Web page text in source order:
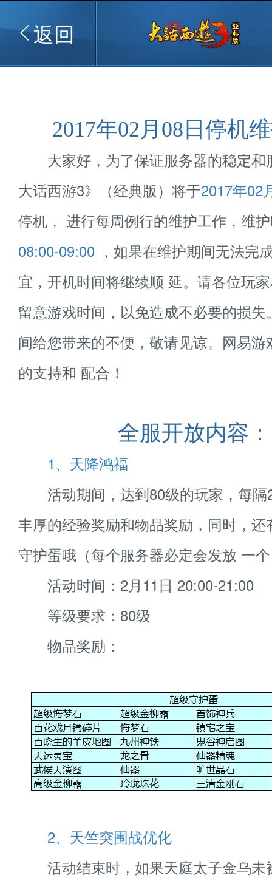
返回
2017年02月08日停机
大家好，为了保证服务器的稳定和
大话西游3》（经典版）将于2017年02
停机， 进行每周例行的维护工作，维
08:00-09:00 ，如果在维护期间无法完
宜，开机时间将继续顺 延。请各位玩
留意游戏时间，以免造成不必要的损
间给您带来的不便，敬请见谅。网易
的支持和 配合！
全服开放内容：
1、天降鸿福
活动期间，达到80级的玩家，每隔
丰厚的经验奖励和物品奖励，同时，
守护蛋哦（每个服务器必定会发放 一
活动时间：2月11日 20:00-21:00
等级要求：80级
物品奖励：
2、天竺突围战优化
活动结束时，如果天庭太子金乌未